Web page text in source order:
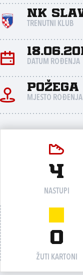
NK
TRENUTNI KLUB
DATUM ROĐENJA
Požega
MJESTO ROĐENJA
4
NASTUPI
0
ŽUTI KARTONI